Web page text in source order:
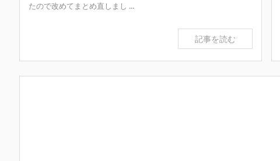
たので改めてまとめ直しまし ...
記事を読む